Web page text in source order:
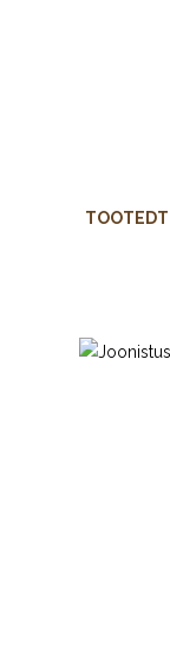
TOOTED